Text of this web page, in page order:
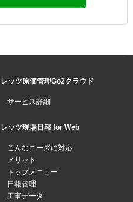
レッツ原価管理Go2クラウド
サービス詳細
レッツ現場日報 for Web
こんなニーズに対応
メリット
トップメニュー
日報管理
工事データ